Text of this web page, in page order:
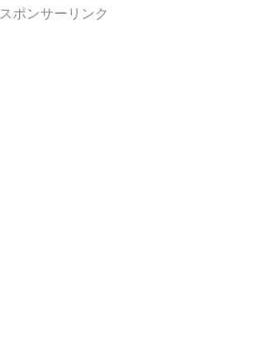
スポンサーリンク